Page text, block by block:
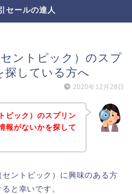
セールの達人
ントピック）のスプ
探している方へ
2020年12月28日
ピック）のスプリン
報がないかを探して
ントピック）に興味のある方
と幸いです。